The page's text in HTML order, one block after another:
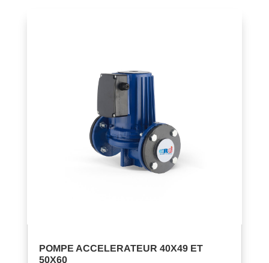
POMPE ACCELERATEUR 40X49 ET
50X60